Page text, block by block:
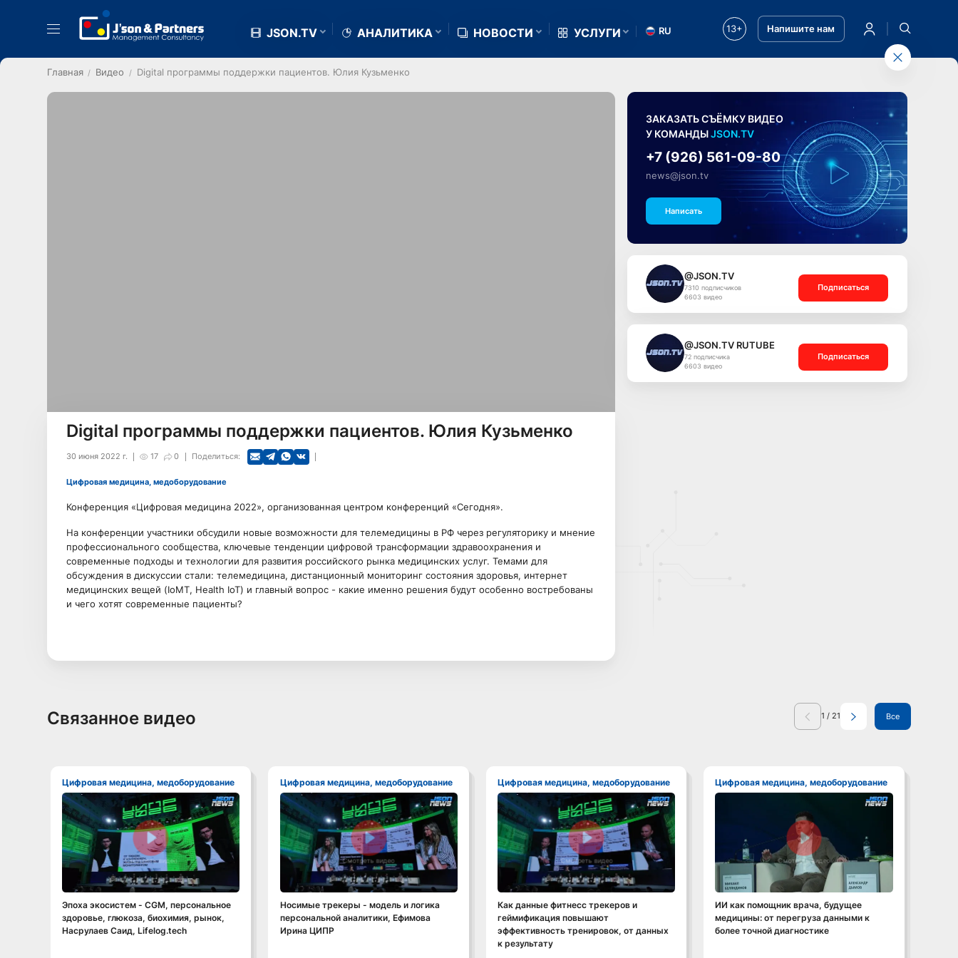
JSON.TV АНАЛИТИКА НОВОСТИ УСЛУГИ RU 13+ Напишите нам
Главная Видео Digital программы поддержки пациентов. Юлия Кузьменко
Digital программы поддержки пациентов. Юлия Кузьменко
17 0
30 июня 2022 г. Поделиться:
Цифровая медицина, медоборудование
Конференция «Цифровая медицина 2022», организованная центром конференций «Сегодня».
На конференции участники обсудили новые возможности для телемедицины в РФ через регуляторику и мнение
профессионального сообщества, ключевые тенденции цифровой трансформации здравоохранения и
современные подходы и технологии для развития российского рынка медицинских услуг. Темами для
обсуждения в дискуссии стали: телемедицина, дистанционный мониторинг состояния здоровья, интернет
медицинских вещей (IoMT, Health IoT) и главный вопрос - какие именно решения будут особенно востребованы
и чего хотят современные пациенты?
ЗАКАЗАТЬ СЪЁМКУ ВИДЕО
У КОМАНДЫJSON.TV
+7 (926) 561-09-80
news@json.tv
Написать
@JSON.TV
7310 подписчиков
6603 видео
Подписаться
@JSON.TV RUTUBE
72 подписчика
6603 видео
Подписаться
Связанное видео 1 / 21 Все
Цифровая медицина, медоборудование
Смотреть видео
Эпоха экосистем - CGM, персональное
здоровье, глюкоза, биохимия, рынок,
Насрулаев Саид, Lifelog.tech
Цифровая медицина, медоборудование
Смотреть видео
Носимые трекеры - модель и логика
персональной аналитики, Ефимова
Ирина ЦИПР
Цифровая медицина, медоборудование
Смотреть видео
Как данные фитнесс трекеров и
геймификация повышают
эффективность тренировок, от данных
к результату
Цифровая медицина, медоборудование
Смотреть видео
ИИ как помощник врача, будущее
медицины: от перегруза данными к
более точной диагностике